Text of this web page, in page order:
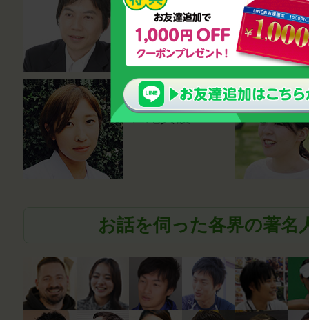
ラー・講師
鈴木雅幸
薬剤師
笹尾真波
お話を伺った各界の著名